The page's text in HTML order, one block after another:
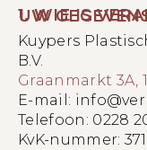
1. WIE IS VERANTWOORDELIJK VOOR UW
Kuypers
B.V.
Graanmarkt 3A,
E-mail:
Telefoon: 0228
KvK-nummer: